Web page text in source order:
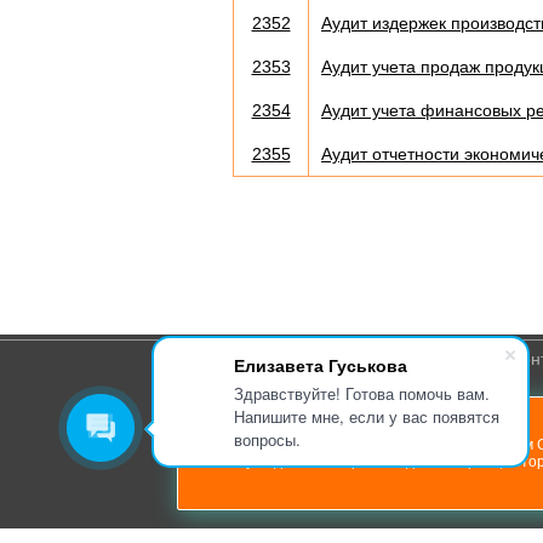
Елизавета Гуськова
Здравствуйте! Готова помочь вам.
Напишите мне, если у вас появятся
вопросы.
2352 Аудит издержек
2353 Аудит учета продаж
2354 Аудит учета финансовых
2355 Аудит отчетности
О компании
Авторам
Для повышения удобства сайта мы используем
К сайту подключен сервис Яндекс.Метрика,